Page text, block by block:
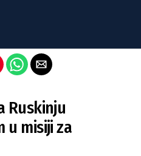
Ruskinju
u misiji za